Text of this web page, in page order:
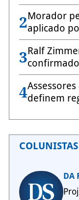
2Morador
aplicado
3Ralf
4definem
COLUNISTAS
DA